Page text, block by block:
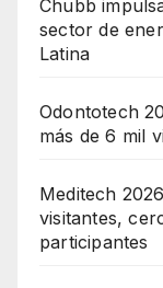
Chubb
sector de
Latina
Odontotech
más de 6 mil
Meditech
visitantes,
participantes